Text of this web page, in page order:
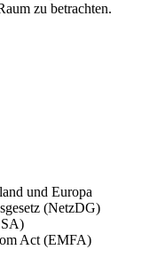
zu betrachten.
und Europa
(NetzDG)
Act (EMFA)